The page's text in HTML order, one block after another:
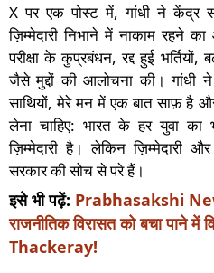
X पर एक पोस्ट में, गांधी ने केंद्र
ज़िम्मेदारी निभाने में नाकाम रहने
परीक्षा के कुप्रबंधन, रद्द हुई
जैसे मुद्दों की आलोचना की। गांधी
साथियों, मेरे मन में एक बात साफ़ है
लेना चाहिए: भारत के हर युवा का
ज़िम्मेदारी है। लेकिन ज़िम्मेदारी और
सरकार की सोच से परे हैं।
इसे भी पढ़ें: Prabhasakshi
राजनीतिक विरासत को बचा पाने
Thackeray!